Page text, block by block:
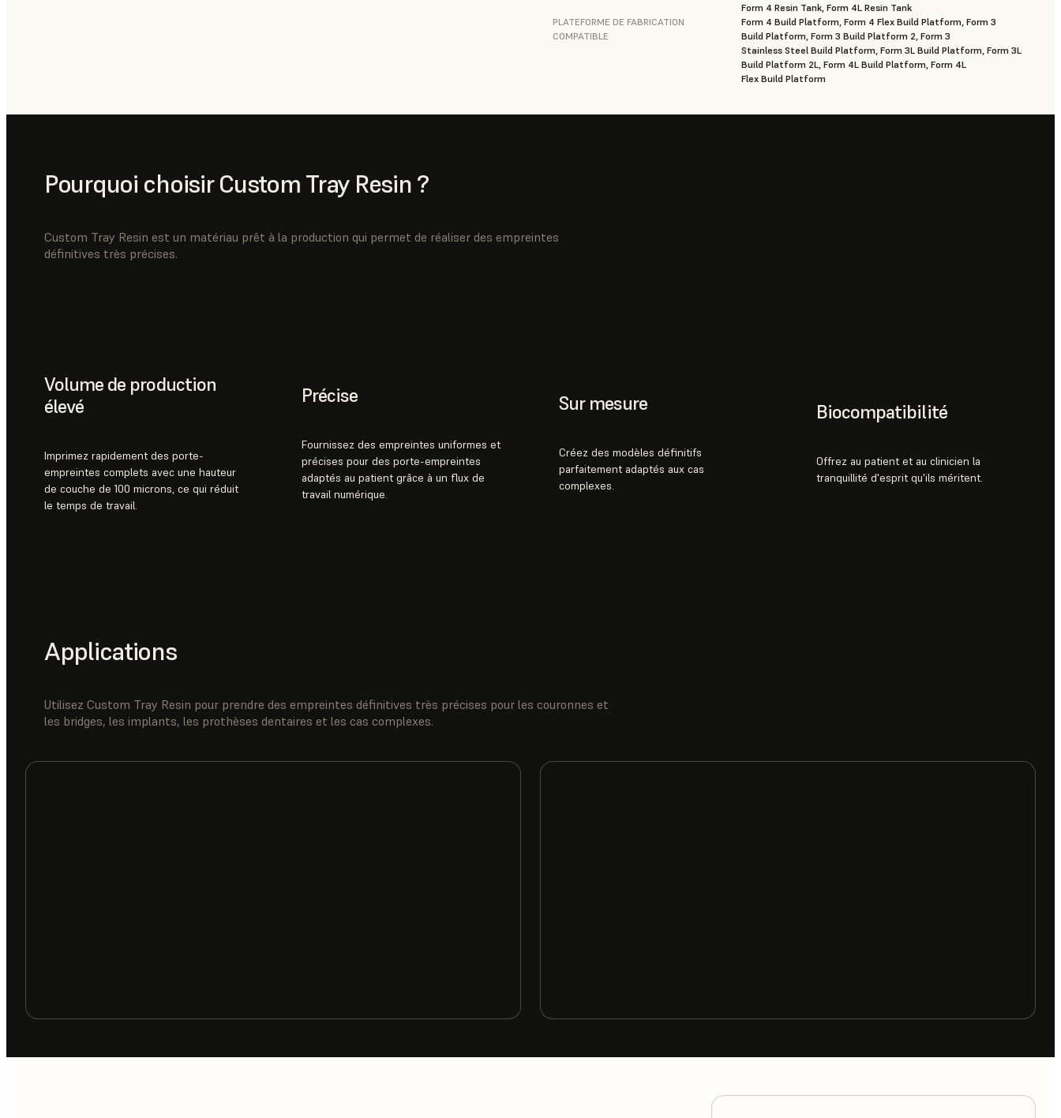
Form 4 Resin Tank, Form 4L Resin Tank
PLATEFORME DE FABRICATION
COMPATIBLE
Form 4 Build Platform, Form 4 Flex Build Platform, Form 3
Build Platform, Form 3 Build Platform 2, Form 3
Stainless Steel Build Platform, Form 3L Build Platform, Form 3L
Build Platform 2L, Form 4L Build Platform, Form 4L
Flex Build Platform
Pourquoi choisir Custom Tray Resin ?
Custom Tray Resin est un matériau prêt à la production qui permet de réaliser des empreintes
définitives très précises.
Volume de production
élevé
Imprimez rapidement des porte-
empreintes complets avec une hauteur
de couche de 100 microns, ce qui réduit
le temps de travail.
Précise
Fournissez des empreintes uniformes et
précises pour des porte-empreintes
adaptés au patient grâce à un flux de
travail numérique.
Sur mesure
Créez des modèles définitifs
parfaitement adaptés aux cas
complexes.
Biocompatibilité
Offrez au patient et au clinicien la
tranquillité d'esprit qu'ils méritent.
Applications
Utilisez Custom Tray Resin pour prendre des empreintes définitives très précises pour les couronnes et
les bridges, les implants, les prothèses dentaires et les cas complexes.